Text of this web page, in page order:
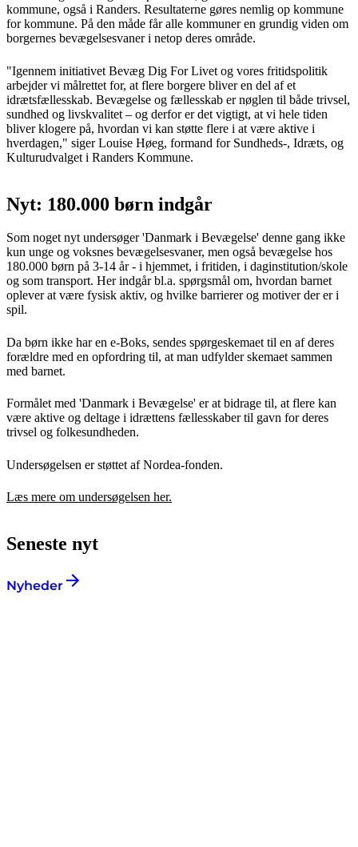
kommune, også i Randers. Resultaterne gøres nemlig op kommune
for kommune. På den måde får alle kommuner en grundig viden om
borgernes bevægelsesvaner i netop deres område.
"Igennem initiativet Bevæg Dig For Livet og vores fritidspolitik
arbejder vi målrettet for, at flere borgere bliver en del af et
idrætsfællesskab. Bevægelse og fællesskab er nøglen til både trivsel,
sundhed og livskvalitet – og derfor er det vigtigt, at vi hele tiden
bliver klogere på, hvordan vi kan støtte flere i at være aktive i
hverdagen," siger Louise Høeg, formand for Sundheds-, Idræts, og
Kulturudvalget i Randers Kommune.
Nyt: 180.000 børn indgår
Som noget nyt undersøger 'Danmark i Bevægelse' denne gang ikke
kun unge og voksnes bevægelsesvaner, men også bevægelse hos
180.000 børn på 3-14 år - i hjemmet, i fritiden, i daginstitution/skole
og som transport. Her indgår bl.a. spørgsmål om, hvordan barnet
oplever at være fysisk aktiv, og hvilke barrierer og motiver der er i
spil.
Da børn ikke har en e-Boks, sendes spørgeskemaet til en af deres
forældre med en opfordring til, at man udfylder skemaet sammen
med barnet.
Formålet med 'Danmark i Bevægelse' er at bidrage til, at flere kan
være aktive og deltage i idrættens fællesskaber til gavn for deres
trivsel og folkesundheden.
Undersøgelsen er støttet af Nordea-fonden.
Læs mere om undersøgelsen her.
Seneste nyt
Nyheder